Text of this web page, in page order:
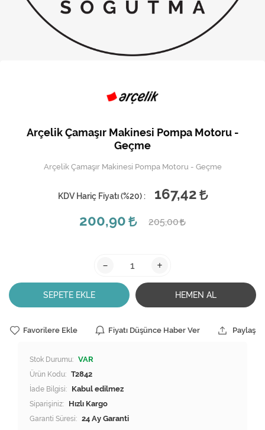
Kombi
Musluk
Soğutma Sistemleri
Şofben ve Termosifon
Arçelik Çamaşır Makinesi Pompa Motoru -
Geçme
Arçelik Çamaşır Makinesi Pompa Motoru - Geçme
KDV Hariç Fiyatı (%20) :
167,42
200,90
205,00
- +
SEPETE EKLE HEMEN AL
Favorilere Ekle Fiyatı Düşünce Haber Ver Paylaş
Stok Durumu: VAR
Ürün Kodu: T2842
İade Bilgisi:
Siparişiniz: Hızlı Kargo
Garanti Süresi: 24 Ay Garanti